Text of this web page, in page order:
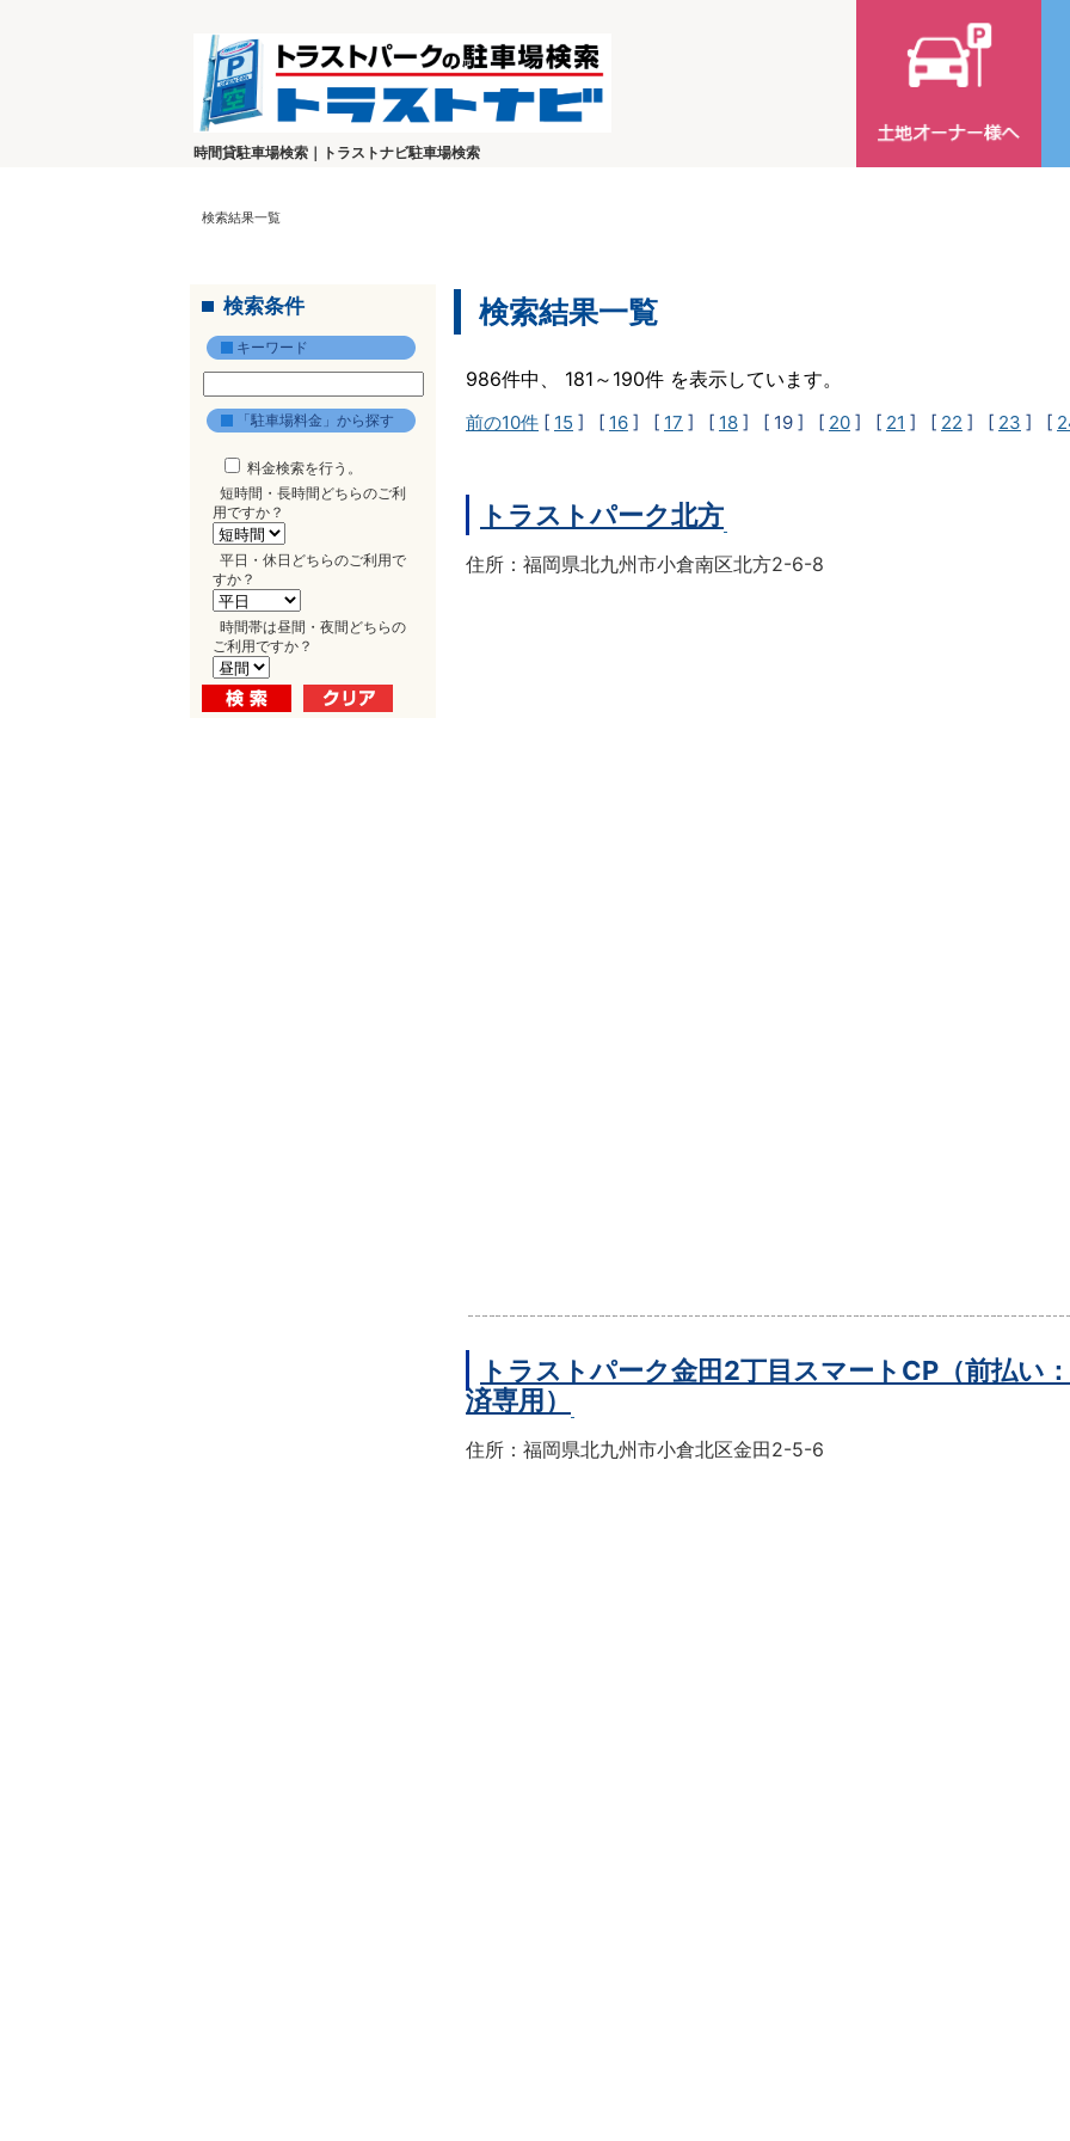
時間貸駐車場検索｜トラストナビ駐車場検索
検索結果一覧
検索条件
キーワード
「駐車場料金」から探す
料金検索を行う。
短時間・長時間どちらのご利
用ですか？
平日・休日どちらのご利用で
すか？
時間帯は昼間・夜間どちらの
ご利用ですか？
検索結果一覧
986件中、 181～190件 を表示しています。
前の10件 [ 15 ] [ 16 ] [ 17 ] [ 18 ] [ 19 ] [ 20 ] [ 21 ] [ 22 ] [ 23 ] [
トラストパーク北方
住所：福岡県北九州市小倉南区北方2-6-8
トラストパーク金田2丁目スマートCP（前払い
済専用）
住所：福岡県北九州市小倉北区金田2-5-6